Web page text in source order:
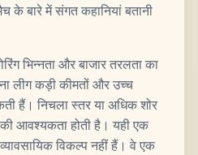
के बारे में संगत कहानियां बतानी
भिन्नता और बाजार तरलता का
लीग कड़ी कीमतों और उच्च
हैं। निचला स्तर या अधिक शोर
आवश्यकता होती है। यही एक
विकल्प नहीं हैं। वे एक